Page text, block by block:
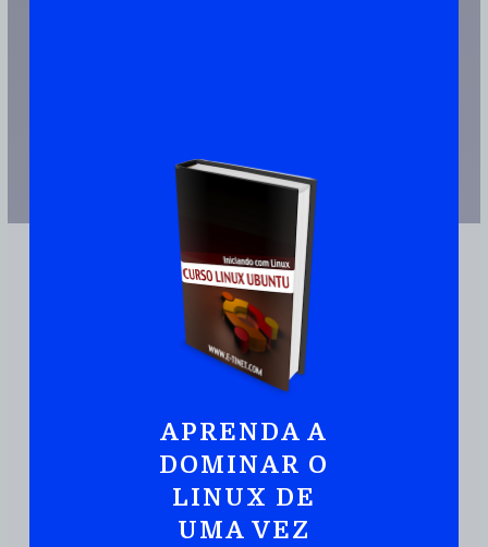
JUNTE-SE A MAIS DE 110.000 PESSOAS QUE JÁ TEM UMA CÓPIA
IniciandoCom Linux De Maneira
Prática E Rápida
APRENDA A
DOMINAR O
LINUX DE
UMA VEZ